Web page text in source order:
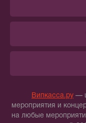
Випкасса.ру —
мероприятия и
на любые